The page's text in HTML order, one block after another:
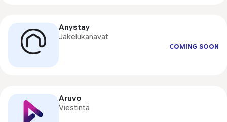
Anystay
Jakelukanavat
COMING SOON
Aruvo
Viestintä